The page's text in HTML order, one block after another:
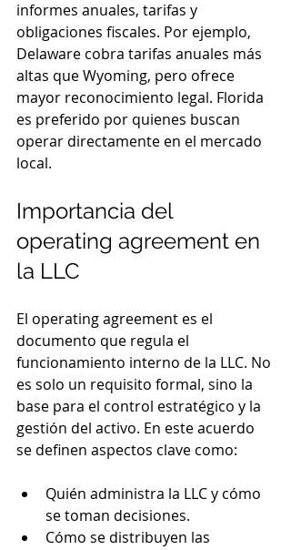
informes anuales, tarifas y
obligaciones fiscales. Por ejemplo,
Delaware cobra tarifas anuales más
altas que Wyoming, pero ofrece
mayor reconocimiento legal. Florida
es preferido por quienes buscan
operar directamente en el mercado
local.
Importancia del
operating agreement en
la LLC
El operating agreement es el
documento que regula el
funcionamiento interno de la LLC. No
es solo un requisito formal, sino la
base para el control estratégico y la
gestión del activo. En este acuerdo
se definen aspectos clave como:
Quién administra la LLC y cómo
se toman decisiones.
Cómo se distribuyen las